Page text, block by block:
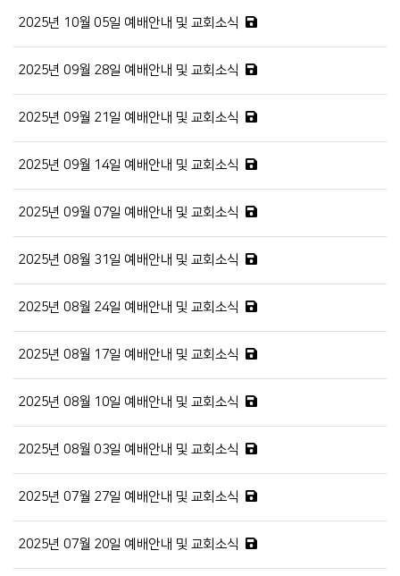
2025년 10월 05일 예배안내 및 교회소식
2025년 09월 28일 예배안내 및 교회소식
2025년 09월 21일 예배안내 및 교회소식
2025년 09월 14일 예배안내 및 교회소식
2025년 09월 07일 예배안내 및 교회소식
2025년 08월 31일 예배안내 및 교회소식
2025년 08월 24일 예배안내 및 교회소식
2025년 08월 17일 예배안내 및 교회소식
2025년 08월 10일 예배안내 및 교회소식
2025년 08월 03일 예배안내 및 교회소식
2025년 07월 27일 예배안내 및 교회소식
2025년 07월 20일 예배안내 및 교회소식